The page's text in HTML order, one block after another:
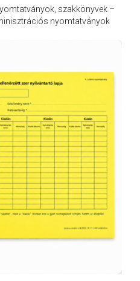
szakkönyvek –
nyomtatványok